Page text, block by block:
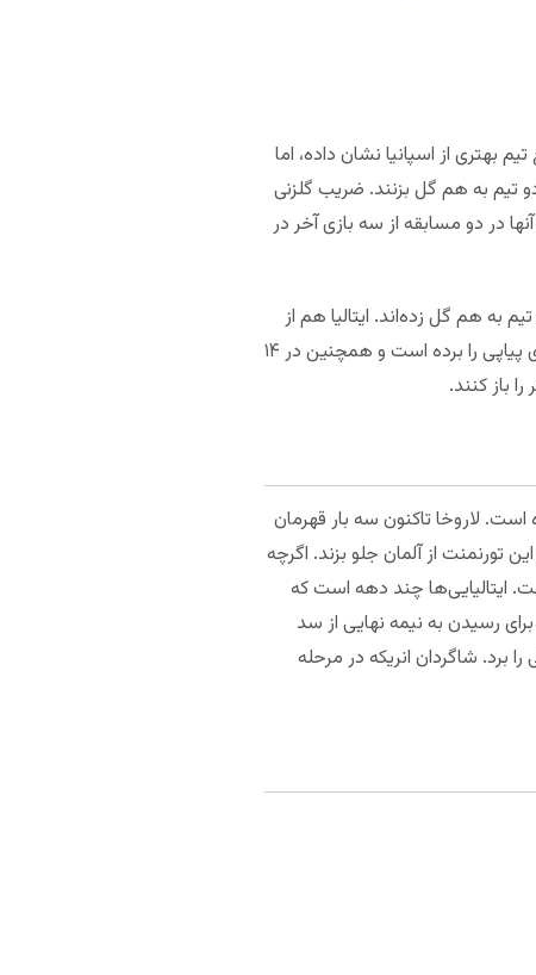
بهتری از اسپانیا نشان داده، اما
تیم به هم گل بزنند. ضریب گلزنی
در دو مسابقه از سه بازی آخر در
به هم گل زده‌اند. ایتالیا هم از
آمار کلین‌ شیت‌هایش فاصله گرفته است. در دو بازی آخر ایتالیا، هر دو تیم دروازه یکدیگر را باز کرده‌اند. ایتالیا ۱۳ بازی پیاپی را برده است و همچنین در ۱۴
باز کنند.
است. لاروخا تاکنون سه بار قهرمان
تورنمنت از آلمان جلو بزند. اگرچه
ایتالیا تنها یک بار در سال ۱۹۶۸ قهرمان اروپا شده است. ایتالیایی‌ها چند دهه است که
برای رسیدن به نیمه نهایی از سد
برد. شاگردان انریکه در مرحله